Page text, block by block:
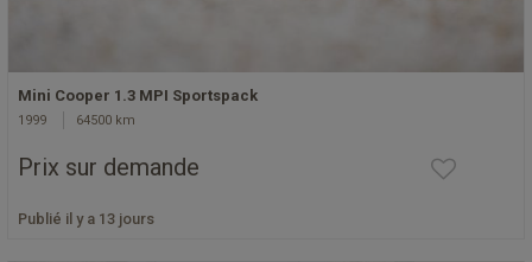
Mini Cooper 1.3 MPI Sportspack
1999 64500 km
Prix sur demande
Publié il y a 13 jours